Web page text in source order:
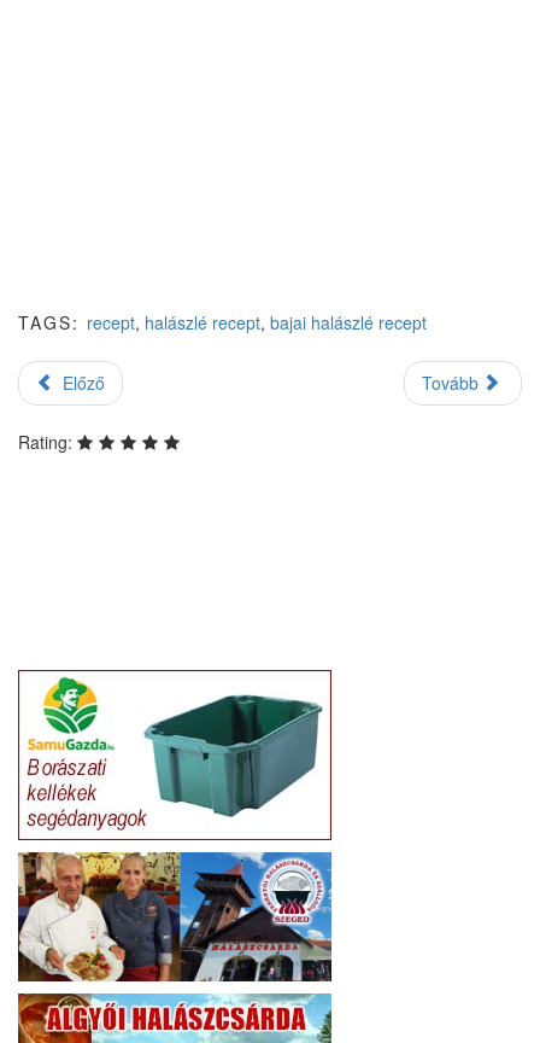
TAGS: recept, halászlé recept, bajai halászlé recept
Előző Tovább
Rating: